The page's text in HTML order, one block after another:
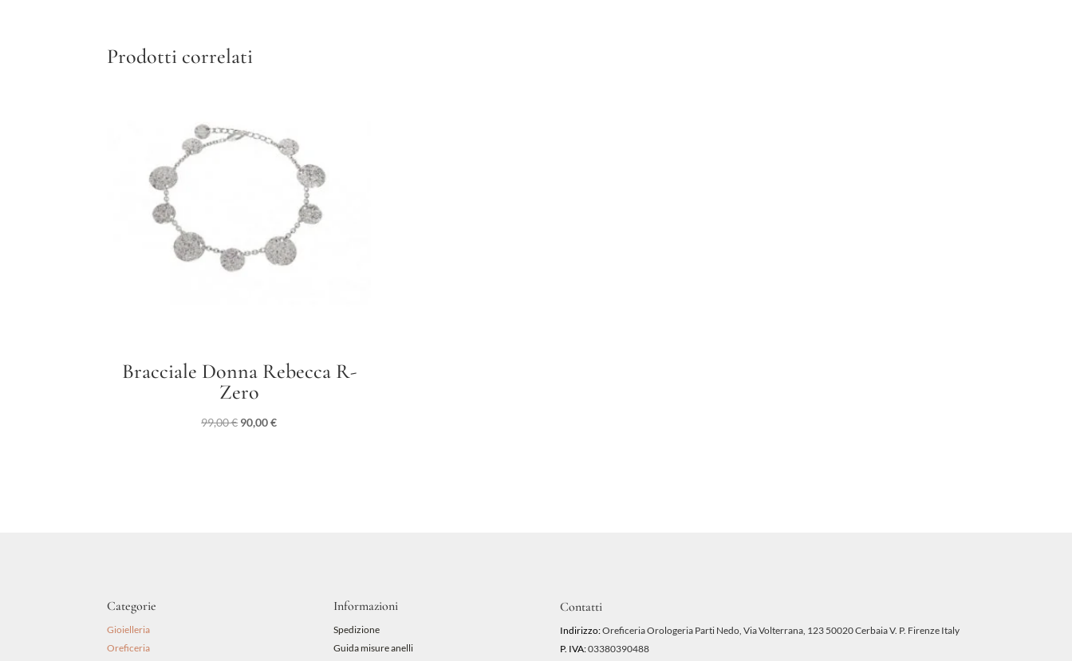
Prodotti correlati
Bracciale Donna Rebecca R-
Zero
99,00€ Il
90,00€Il
Categorie
Gioielleria
Oreficeria
Informazioni
Spedizione
Guida misure anelli
Contatti
Indirizzo:Oreficeria Orologeria Parti Nedo, Via Volterrana, 123 50020 Cerbaia V. P. Firenze Italy
P. IVA:03380390488